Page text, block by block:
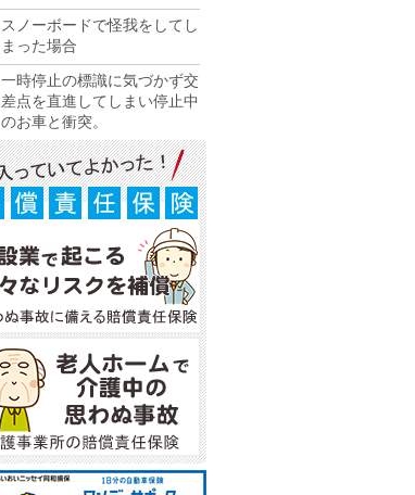
スノーボードで怪我をしてし
まった場合
一時停止の標識に気づかず交
差点を直進してしまい停止中
のお車と衝突。